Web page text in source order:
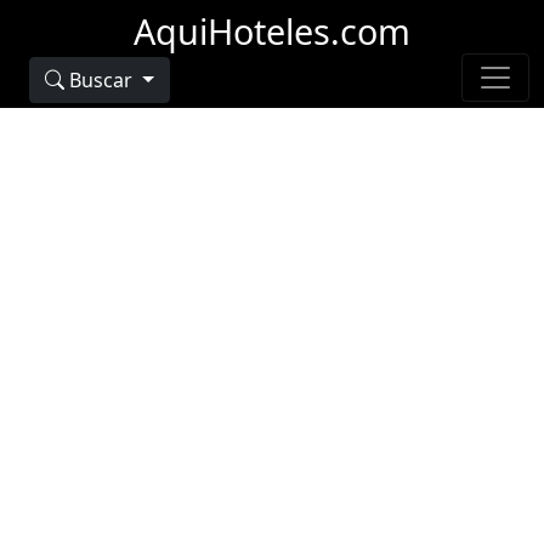
AquiHoteles.com
Buscar